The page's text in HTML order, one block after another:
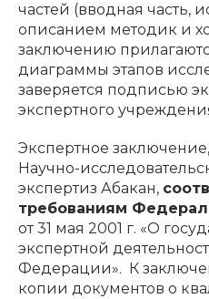
частей (вводная часть,
описанием методик и
заключению
диаграммы этапов
заверяется подписью
экспертного
Экспертное
Научно-
экспертиз Абакан,
требованиям
от 31 мая 2001 г. «О
экспертной
Федерации». К
копии документов о